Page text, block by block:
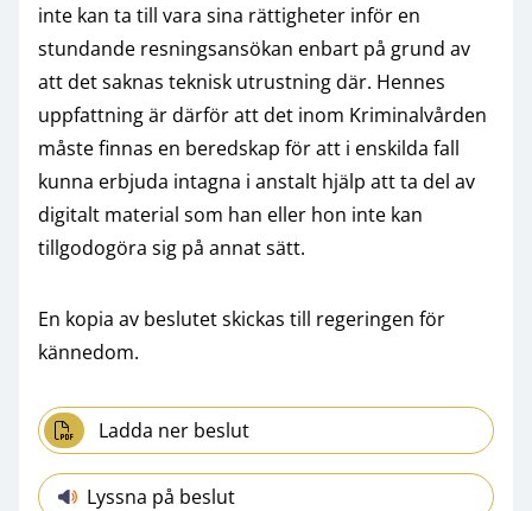
inte kan ta till vara sina rättigheter inför en
stundande resningsansökan enbart på grund av
att det saknas teknisk utrustning där. Hennes
uppfattning är därför att det inom Kriminalvården
måste finnas en beredskap för att i enskilda fall
kunna erbjuda intagna i anstalt hjälp att ta del av
digitalt material som han eller hon inte kan
tillgodogöra sig på annat sätt.
En kopia av beslutet skickas till regeringen för
kännedom.
Ladda ner beslut
Lyssna på beslut